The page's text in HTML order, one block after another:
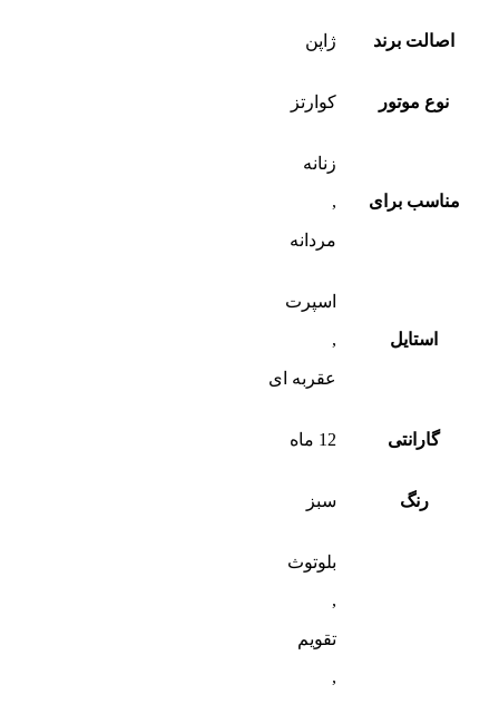
اصالت برند ژاپن
نوع موتور کوارتز
مناسب برای
زنانه
,
مردانه
استایل
اسپرت
,
عقربه ای
گارانتی 12 ماه
رنگ سبز
بلوتوث
,
تقویم
,